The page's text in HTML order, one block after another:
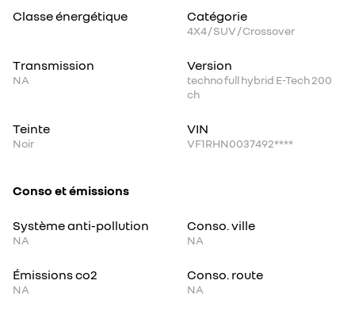
Classe énergétique Catégorie
4X4 / SUV / Crossover
Transmission
NA
Version
techno full hybrid E-Tech 200
ch
Teinte
Noir
VIN
VF1RHN0037492****
Conso et émissions
Système anti-pollution
NA
Conso. ville
NA
Émissions co2
NA
Conso. route
NA